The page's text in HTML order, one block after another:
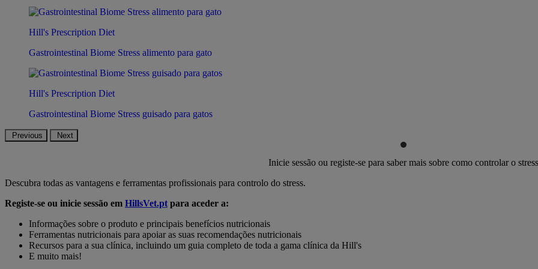
Hill's Prescription Diet
Gastrointestinal Biome Stress alimento para gato
Hill's Prescription Diet
Gastrointestinal Biome Stress guisado para gatos
Previous Next
Inicie sessão ou registe-se para saber mais sobre como controlar o stress
Descubra todas as vantagens e ferramentas profissionais para controlo do stress.
Registe-se ou inicie sessão em HillsVet.pt para aceder a:
Informações sobre o produto e principais benefícios nutricionais
Ferramentas nutricionais para apoiar as suas recomendações nutricionais
Recursos para a sua clínica, incluindo um guia completo de toda a gama clínica da Hill's
E muito mais!